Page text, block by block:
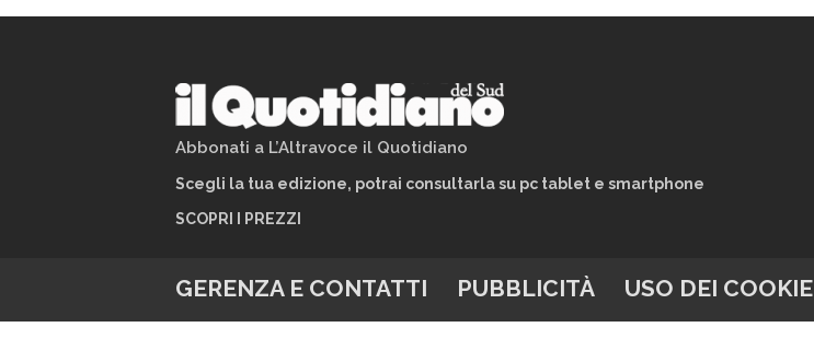
Abbonati a L’Altravoce il Quotidiano
Scegli la tua edizione, potrai consultarla su pc tablet e smartphone
SCOPRI I PREZZI
GERENZA E CONTATTI PUBBLICITÀ USO DEI COOKIE